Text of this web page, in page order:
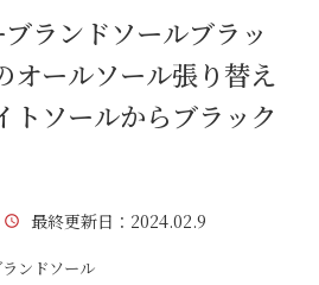
ブランドソールブラッ
ールソール張り替え
ソールからブラック
最終更新日 ：2024.02.9
ランドソール